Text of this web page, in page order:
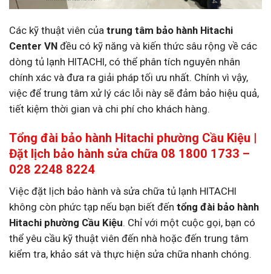
Các kỹ thuật viên của trung tâm bảo hành Hitachi
Center VN đều có kỹ năng và kiến thức sâu rộng về các
dòng tủ lạnh HITACHI, có thể phân tích nguyên nhân
chính xác và đưa ra giải pháp tối ưu nhất. Chính vì vậy,
việc để trung tâm xử lý các lỗi này sẽ đảm bảo hiệu quả,
tiết kiệm thời gian và chi phí cho khách hàng.
Tổng đài bảo hành Hitachi phường Cầu Kiệu |
Đặt lịch bảo hành sửa chữa 08 1800 1733 –
028 2248 8224
Việc đặt lịch bảo hành và sửa chữa tủ lạnh HITACHI
không còn phức tạp nếu bạn biết đến tổng đài bảo hành
Hitachi phường Cầu Kiệu. Chỉ với một cuộc gọi, bạn có
thể yêu cầu kỹ thuật viên đến nhà hoặc đến trung tâm
kiểm tra, khảo sát và thực hiện sửa chữa nhanh chóng.